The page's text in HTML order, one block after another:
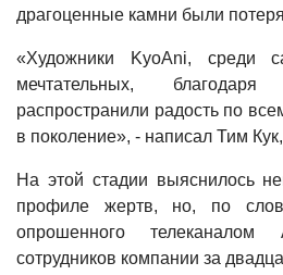
драгоценные камни были
«Художники KyoAni, среди
мечтательных,
распространили радость по
в поколение», - написал Тим
На этой стадии выяснилось
профиле жертв, но, по
опрошенного телеканалом
сотрудников компании за